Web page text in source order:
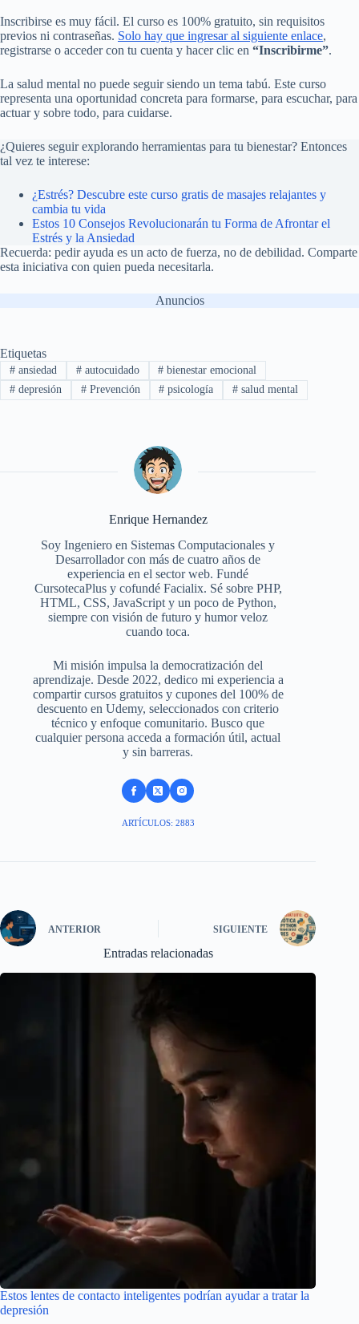
Inscribirse es muy fácil. El curso es 100% gratuito, sin requisitos
previos ni contraseñas. Solo hay que ingresar al siguiente enlace,
registrarse o acceder con tu cuenta y hacer clic en “Inscribirme”.
La salud mental no puede seguir siendo un tema tabú. Este curso
representa una oportunidad concreta para formarse, para escuchar, para
actuar y sobre todo, para cuidarse.
¿Quieres seguir explorando herramientas para tu bienestar? Entonces
tal vez te interese:
¿Estrés? Descubre este curso gratis de masajes relajantes y
cambia tu vida
Estos 10 Consejos Revolucionarán tu Forma de Afrontar el
Estrés y la Ansiedad
Recuerda: pedir ayuda es un acto de fuerza, no de debilidad. Comparte
esta iniciativa con quien pueda necesitarla.
Anuncios
Etiquetas
#ansiedad #autocuidado # bienestar emocional
#depresión #Prevención # psicología # salud mental
Enrique Hernandez
Soy Ingeniero en Sistemas Computacionales y
Desarrollador con más de cuatro años de
experiencia en el sector web. Fundé
CursotecaPlus y cofundé Facialix. Sé sobre PHP,
HTML, CSS, JavaScript y un poco de Python,
siempre con visión de futuro y humor veloz
cuando toca.
Mi misión impulsa la democratización del
aprendizaje. Desde 2022, dedico mi experiencia a
compartir cursos gratuitos y cupones del 100% de
descuento en Udemy, seleccionados con criterio
técnico y enfoque comunitario. Busco que
cualquier persona acceda a formación útil, actual
y sin barreras.
ARTÍCULOS: 2883
ANTERIOR SIGUIENTE
Entradas relacionadas
Estos lentes de contacto inteligentes podrían ayudar a tratar la
depresión